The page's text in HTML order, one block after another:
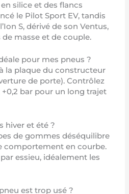
silice et des flancs
le Pilot Sport EV, tandis
S, dérivé de son Ventus,
masse et de couple.
pour mes pneus ?
la plaque du constructeur
de porte). Contrôlez
bar pour un long trajet
hiver et été ?
de gommes déséquilibre
comportement en courbe.
essieu, idéalement les
est trop usé ?